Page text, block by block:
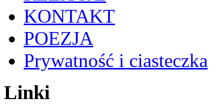
KONTAKT
POEZJA
Prywatność i ciasteczka
Linki